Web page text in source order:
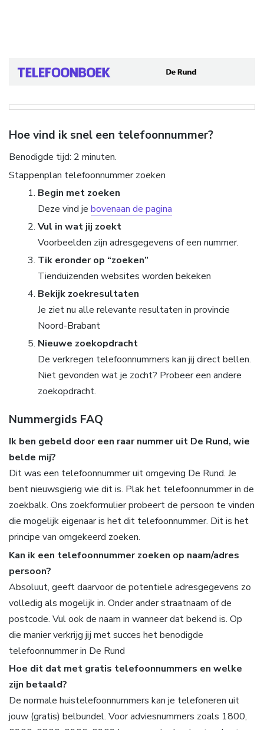
Hoe vind ik snel een telefoonnummer?
Benodigde tijd: 2 minuten.
Stappenplan telefoonnummer zoeken
Begin met zoeken
Deze vind je bovenaan de pagina
Vul in wat jij zoekt
Voorbeelden zijn adresgegevens of een nummer.
Tik eronder op “zoeken”
Tienduizenden websites worden bekeken
Bekijk zoekresultaten
Je ziet nu alle relevante resultaten in provincie
Noord-Brabant
Nieuwe zoekopdracht
De verkregen telefoonnummers kan jij direct bellen.
Niet gevonden wat je zocht? Probeer een andere
zoekopdracht.
Nummergids FAQ
Ik ben gebeld door een raar nummer uit De Rund, wie
belde mij?
Dit was een telefoonnummer uit omgeving De Rund. Je
bent nieuwsgierig wie dit is. Plak het telefoonnummer in de
zoekbalk. Ons zoekformulier probeert de persoon te vinden
die mogelijk eigenaar is het dit telefoonnummer. Dit is het
principe van omgekeerd zoeken.
Kan ik een telefoonnummer zoeken op naam/adres
persoon?
Absoluut, geeft daarvoor de potentiele adresgegevens zo
volledig als mogelijk in. Onder ander straatnaam of de
postcode. Vul ook de naam in wanneer dat bekend is. Op
die manier verkrijg jij met succes het benodigde
telefoonnummer in De Rund
Hoe dit dat met gratis telefoonnummers en welke
zijn betaald?
De normale huistelefoonnummers kan je telefoneren uit
jouw (gratis) belbundel. Voor adviesnummers zoals 1800,